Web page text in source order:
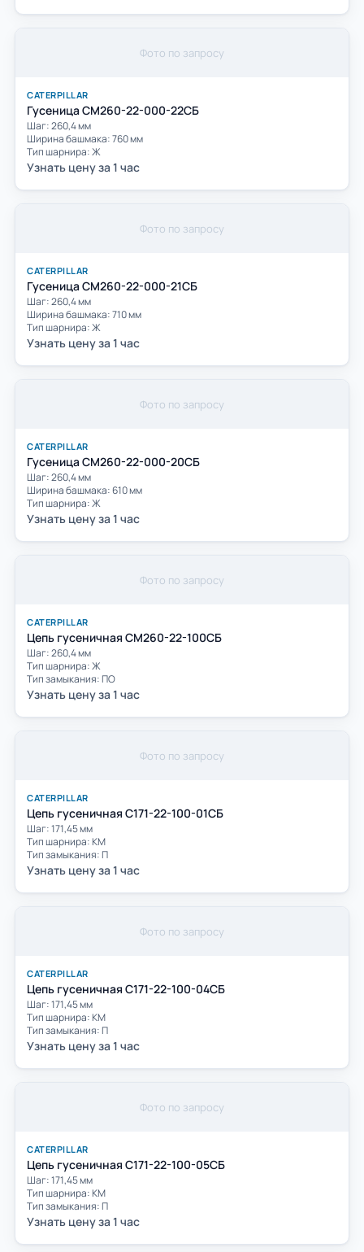
Фото по запросу
CATERPILLAR
Гусеница CМ260-22-000-22СБ
Шаг: 260,4 мм
Ширина башмака: 760 мм
Тип шарнира: Ж
Узнать цену за 1 час
Фото по запросу
CATERPILLAR
Гусеница CМ260-22-000-21СБ
Шаг: 260,4 мм
Ширина башмака: 710 мм
Тип шарнира: Ж
Узнать цену за 1 час
Фото по запросу
CATERPILLAR
Гусеница CМ260-22-000-20СБ
Шаг: 260,4 мм
Ширина башмака: 610 мм
Тип шарнира: Ж
Узнать цену за 1 час
Фото по запросу
CATERPILLAR
Цепь гусеничная CМ260-22-100СБ
Шаг: 260,4 мм
Тип шарнира: Ж
Тип замыкания: ПО
Узнать цену за 1 час
Фото по запросу
CATERPILLAR
Цепь гусеничная С171-22-100-01СБ
Шаг: 171,45 мм
Тип шарнира: КМ
Тип замыкания: П
Узнать цену за 1 час
Фото по запросу
CATERPILLAR
Цепь гусеничная С171-22-100-04СБ
Шаг: 171,45 мм
Тип шарнира: КМ
Тип замыкания: П
Узнать цену за 1 час
Фото по запросу
CATERPILLAR
Цепь гусеничная С171-22-100-05СБ
Шаг: 171,45 мм
Тип шарнира: КМ
Тип замыкания: П
Узнать цену за 1 час